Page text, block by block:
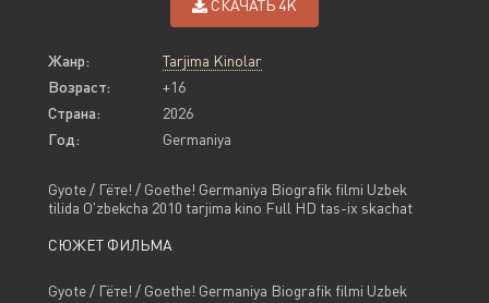
СКАЧАТЬ 4K
Жанр:
Tarjima Kinolar
Возраст:
+16
Страна:
2026
Год:
Germaniya
Gyote / Гёте! / Goethe! Germaniya Biografik filmi Uzbek
tilida O'zbekcha 2010 tarjima kino Full HD tas-ix skachat
СЮЖЕТ ФИЛЬМА
Gyote / Гёте! / Goethe! Germaniya Biografik filmi Uzbek